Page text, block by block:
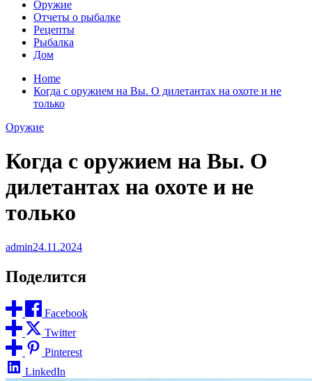
Оружие
Отчеты о рыбалке
Рецепты
Рыбалка
Дом
Home
Когда с оружием на Вы. О дилетантах на охоте и не
только
Оружие
Когда с оружием на Вы. О
дилетантах на охоте и не
только
admin24.11.2024
Поделится
Facebook
Twitter
Pinterest
LinkedIn